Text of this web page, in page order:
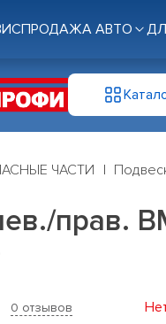
ПРОДАЖА АВТО
ЧАСТИ
прав.
0 отзывов